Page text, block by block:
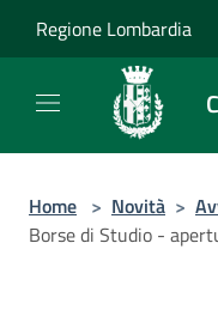
Regione Lombardia
Home > Novità >
Borse di Studio -